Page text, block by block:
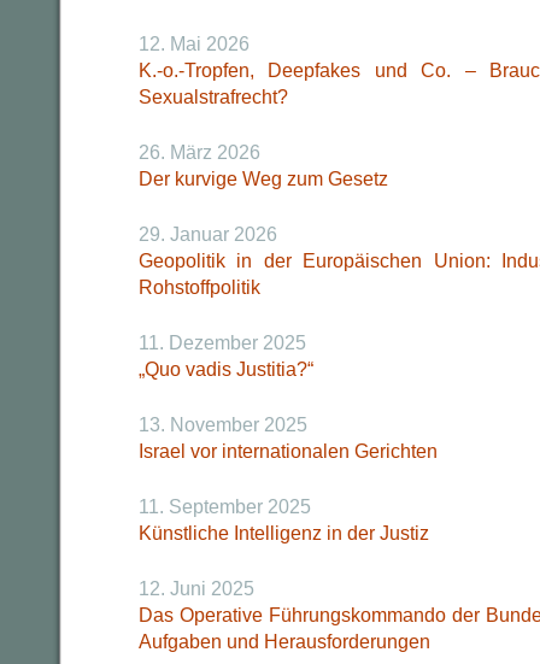
12. Mai 2026
K.-o.-Tropfen, Deepfakes und Co. –
Sexualstrafrecht?
26. März 2026
Der kurvige Weg zum Gesetz
29. Januar 2026
Geopolitik in der Europäischen Union:
Rohstoffpolitik
11. Dezember 2025
„Quo vadis Justitia?“
13. November 2025
Israel vor internationalen Gerichten
11. September 2025
Künstliche Intelligenz in der Justiz
12. Juni 2025
Das Operative Führungskommando der
Aufgaben und Herausforderungen